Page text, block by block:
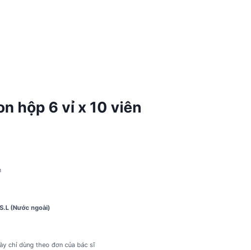
hộp 6 vỉ x 10 viên
(Nước ngoài)
chỉ dùng theo đơn của bác sĩ